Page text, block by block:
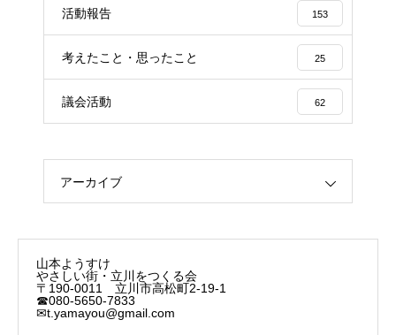
活動報告 153
考えたこと・思ったこと 25
議会活動 62
アーカイブ
山本ようすけ
やさしい街・立川をつくる会
〒190-0011 立川市高松町2-19-1
☎080-5650-7833
✉t.yamayou@gmail.com